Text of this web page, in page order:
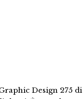
Design 275 di